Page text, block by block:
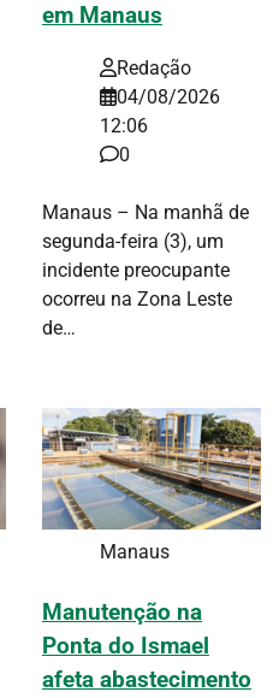
em Manaus
Redação
04/08/2026
12:06
0
Manaus – Na manhã de
segunda-feira (3), um
incidente preocupante
ocorreu na Zona Leste
de…
Manaus
Manutenção na
Ponta do Ismael
afeta abastecimento